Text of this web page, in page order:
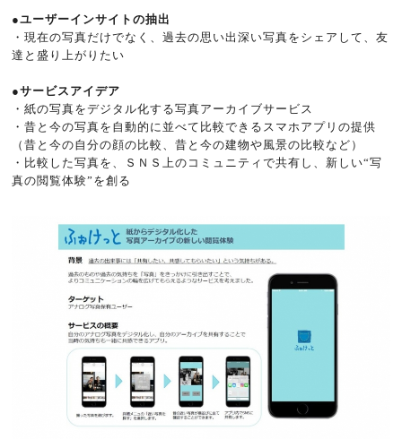
●ユーザーインサイトの抽出
・現在の写真だけでなく、過去の思い出深い写真をシェアして、友
達と盛り上がりたい
●サービスアイデア
・紙の写真をデジタル化する写真アーカイブサービス
・昔と今の写真を自動的に並べて比較できるスマホアプリの提供
（昔と今の自分の顔の比較、昔と今の建物や風景の比較など）
・比較した写真を、ＳＮＳ上のコミュニティで共有し、新しい“写
真の閲覧体験”を創る